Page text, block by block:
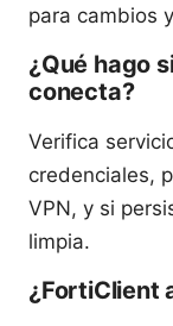
para cambios
¿Qué hago
conecta?
Verifica
credenciales,
VPN, y si
limpia.
¿FortiClient